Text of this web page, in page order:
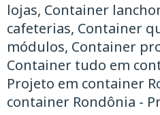
lojas, Container
cafeterias, Container
módulos, Container
Container tudo em
Projeto em container
container Rondônia -